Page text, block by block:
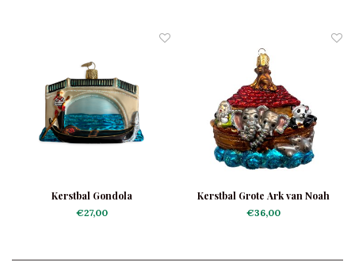
Kerstbal Gondola
€27,00
Kerstbal Grote Ark van Noah
€36,00